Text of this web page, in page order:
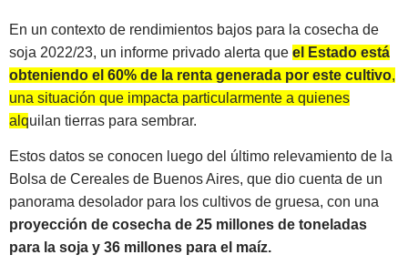
En un contexto de rendimientos bajos para la cosecha de
soja 2022/23, un informe privado alerta que el Estado está
obteniendo el 60% de la renta generada por este cultivo,
una situación que impacta particularmente a quienes
alquilan tierras para sembrar.
Estos datos se conocen luego del último relevamiento de la
Bolsa de Cereales de Buenos Aires, que dio cuenta de un
panorama desolador para los cultivos de gruesa, con una
proyección de cosecha de 25 millones de toneladas
para la soja y 36 millones para el maíz.